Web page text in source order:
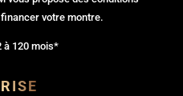
votre montre.
à 120 mois*